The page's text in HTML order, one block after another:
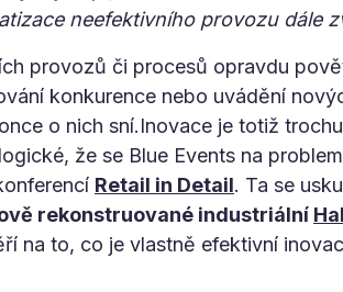
neefektivního provozu dále
provozů či procesů opravdu
konkurence nebo uvádění
o nich sní.Inovace je totiž
že se Blue Events na
Retail in Detail. Ta se
rekonstruované industriální
na to, co je vlastně efektivní